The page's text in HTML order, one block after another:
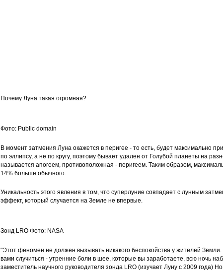
Почему Луна такая огромная?
Фото: Public domain
В момент затмения Луна окажется в перигее - то есть, будет максимально
по эллипсу, а не по кругу, поэтому бывает удален от Голубой планеты на
называется апогеем, противоположная - перигеем. Таким образом,
14% больше обычного.
Уникальность этого явления в том, что суперлуние совпадает с лунным
эффект, который случается на Земле не впервые.
Зонд LRO Фото: NASA
"Этот феномен не должен вызывать никакого беспокойства у жителей
вами случиться - утренние боли в шее, которые вы заработаете, всю ночь
заместитель научного руководителя зонда LRO (изучает Луну с 2009 года)